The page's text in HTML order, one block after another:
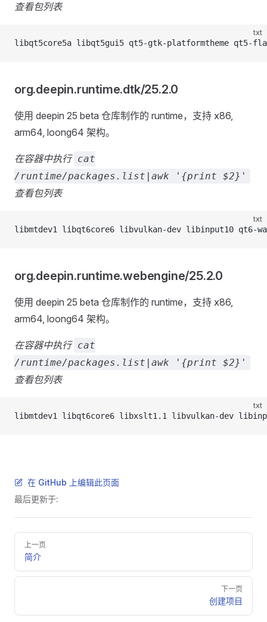
查看包列表
txt
libqt5core5a libqt5gui5 qt5-gtk-platformtheme qt5-
org.deepin.runtime.dtk/25.2.0
使用 deepin 25 beta 仓库制作的 runtime，支持 x86,
arm64, loong64 架构。
在容器中执行 cat
/runtime/packages.list|awk '{print $2}'
查看包列表
txt
libmtdev1 libqt6core6 libvulkan-dev libinput10 qt6-
org.deepin.runtime.webengine/25.2.0
使用 deepin 25 beta 仓库制作的 runtime，支持 x86,
arm64, loong64 架构。
在容器中执行 cat
/runtime/packages.list|awk '{print $2}'
查看包列表
txt
libmtdev1 libqt6core6 libxslt1.1 libvulkan-dev
在 GitHub 上编辑此页面
最后更新于:
Pager
上一页
简介
下一页
创建项目